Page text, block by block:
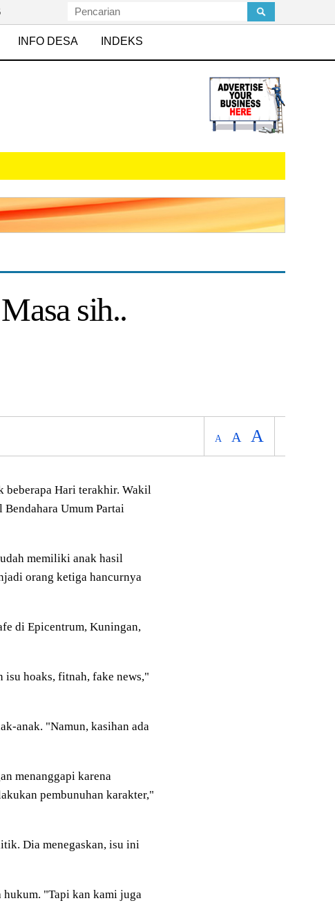
INFO DESA INDEKS
sih..
A A A
Hari terakhir. Wakil
Umum Partai
memiliki anak hasil
orang ketiga hancurnya
di Epicentrum, Kuningan,
hoaks, fitnah, fake news,"
anak. "Namun, kasihan ada
menanggapi karena
pembunuhan karakter,"
Dia menegaskan, isu ini
"Tapi kan kami juga